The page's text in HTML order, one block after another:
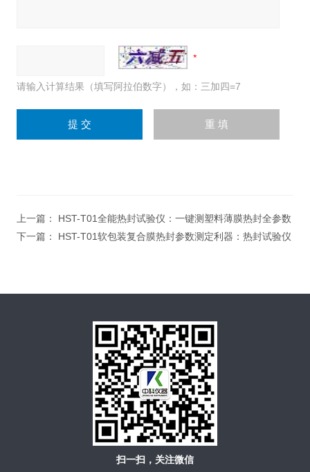
请输入计算结果（填写阿拉伯数字），如：三加四=7
上一篇： HST-T01全能热封试验仪：一键测塑料薄膜热封全参数
下一篇： HST-T01软包装复合膜热封参数测定利器：热封试验仪
扫一扫，关注微信